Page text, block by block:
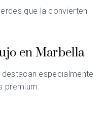
que la convierten
en Marbella
especialmente
premium: